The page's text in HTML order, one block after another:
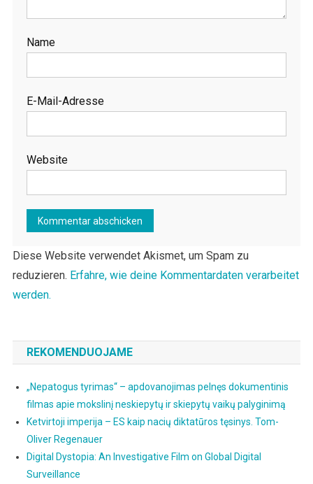
Name
E-Mail-Adresse
Website
Diese Website verwendet Akismet, um Spam zu
reduzieren. Erfahre, wie deine Kommentardaten verarbeitet
werden.
REKOMENDUOJAME
„Nepatogus tyrimas“ – apdovanojimas pelnęs dokumentinis
filmas apie mokslinį neskiepytų ir skiepytų vaikų palyginimą
Ketvirtoji imperija – ES kaip nacių diktatūros tęsinys. Tom-
Oliver Regenauer
Digital Dystopia: An Investigative Film on Global Digital
Surveillance